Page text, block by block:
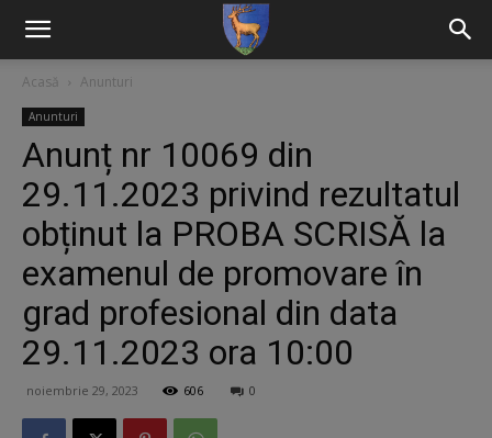
Acasă Anunturi
Anunturi
Anunț nr 10069 din
29.11.2023 privind rezultatul
obținut la PROBA SCRISĂ la
examenul de promovare în
grad profesional din data
29.11.2023 ora 10:00
noiembrie 29, 2023 606 0